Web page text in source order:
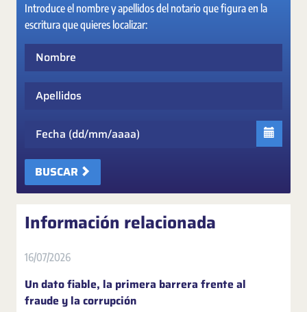
Introduce el nombre y apellidos del notario que figura en la
escritura que quieres localizar:
Apellidos
BUSCAR
Información relacionada
16/07/2026
Un dato fiable, la primera barrera frente al
fraude y la corrupción